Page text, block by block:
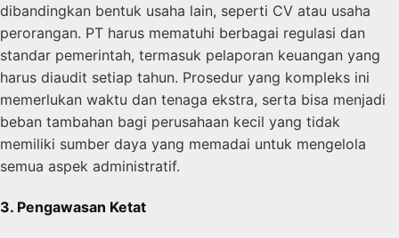
dibandingkan bentuk usaha lain, seperti CV atau usaha
perorangan. PT harus mematuhi berbagai regulasi dan
standar pemerintah, termasuk pelaporan keuangan yang
harus diaudit setiap tahun. Prosedur yang kompleks ini
memerlukan waktu dan tenaga ekstra, serta bisa menjadi
beban tambahan bagi perusahaan kecil yang tidak
memiliki sumber daya yang memadai untuk mengelola
semua aspek administratif.
3. Pengawasan Ketat